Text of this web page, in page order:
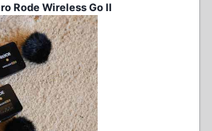
Rode Wireless Go II